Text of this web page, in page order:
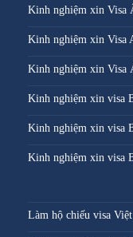
Kinh nghiệm xin Visa
Kinh nghiệm xin Visa
Kinh nghiệm xin Visa
Kinh nghiệm xin visa
Kinh nghiệm xin visa
Kinh nghiệm xin visa
Làm hộ chiếu visa